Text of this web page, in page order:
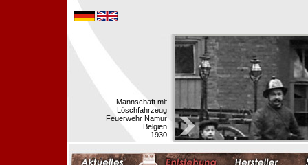
Mannschaft mit
Löschfahrzeug
Feuerwehr Namur
Belgien
1930